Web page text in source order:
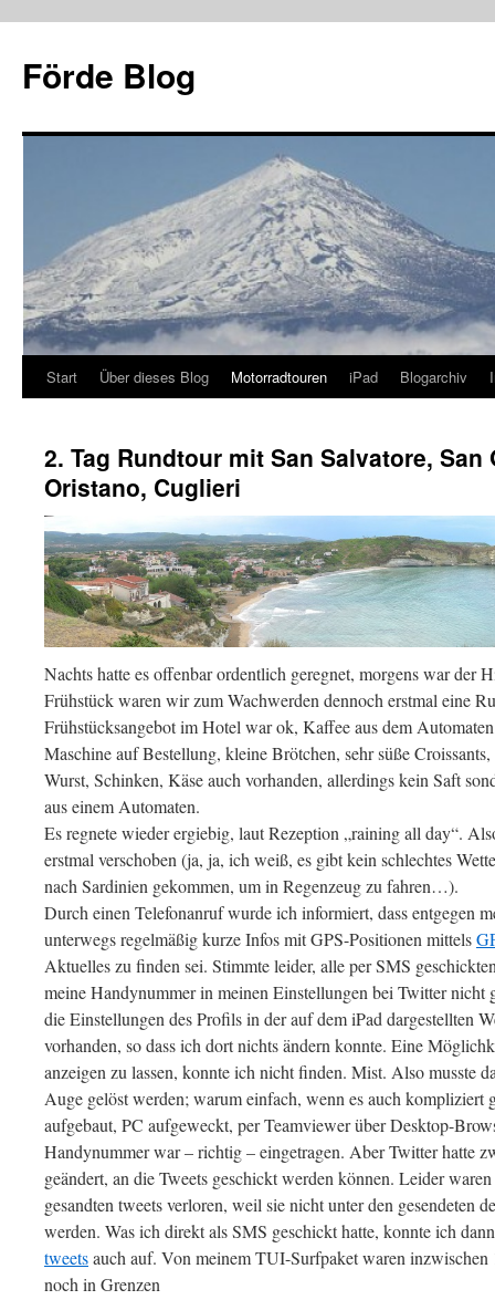
springen
Förde Blog
Start Über dieses Blog Motorradtouren iPad Blogarchiv
2. Tag Rundtour mit San Salvatore,
Oristano, Cuglieri
Nachts hatte es offenbar ordentlich geregnet, morgens war der
Frühstück waren wir zum Wachwerden dennoch erstmal eine
Frühstücksangebot im Hotel war ok, Kaffee aus dem
Maschine auf Bestellung, kleine Brötchen, sehr süße
Wurst, Schinken, Käse auch vorhanden, allerdings kein Saft
aus einem Automaten.
Es regnete wieder ergiebig, laut Rezeption „raining all day“.
erstmal verschoben (ja, ja, ich weiß, es gibt kein schlechtes
nach Sardinien gekommen, um in Regenzeug zu fahren…).
Durch einen Telefonanruf wurde ich informiert, dass entgegen
unterwegs regelmäßig kurze Infos mit GPS-Positionen mittels
Aktuelles zu finden sei. Stimmte leider, alle per SMS
meine Handynummer in meinen Einstellungen bei Twitter nicht
die Einstellungen des Profils in der auf dem iPad dargestellten
vorhanden, so dass ich dort nichts ändern konnte. Eine
anzeigen zu lassen, konnte ich nicht finden. Mist. Also musste
Auge gelöst werden; warum einfach, wenn es auch
aufgebaut, PC aufgeweckt, per Teamviewer über Desktop-
Handynummer war – richtig – eingetragen. Aber Twitter hatte
geändert, an die Tweets geschickt werden können. Leider
gesandten tweets verloren, weil sie nicht unter den gesendeten
werden. Was ich direkt als SMS geschickt hatte, konnte ich
tweetsauch auf. Von meinem TUI-Surfpaket waren
noch in Grenzen